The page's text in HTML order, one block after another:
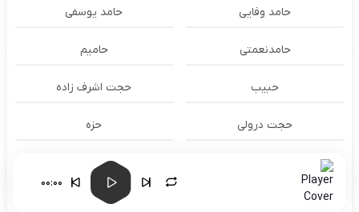
حامد وفایی حامد یوسفی
حامدنعمتی حامیم
حبیب حجت اشرف زاده
حجت درولی حزه
حسام الدین سراج
حسام الدین موسوی و طهمورث حسام حیدری
00:00